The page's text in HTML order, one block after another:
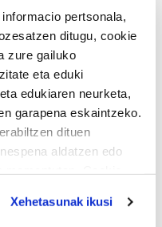
pertsonala,
ditugu, cookie
zure gailuko
eta eduki
edukiaren neurketa,
garapena eskaintzeko.
dituen
aldatzen edo
Xehetasunak ikusi